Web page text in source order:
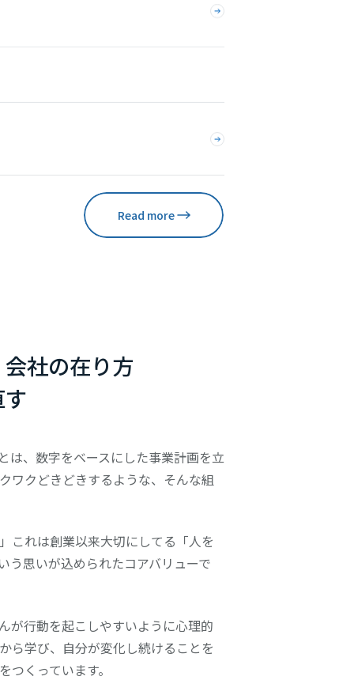
Read more
会社の在り方
、数字をベースにした事業計画を立
ワクどきどきするような、そんな組
れは創業以来大切にしてる「人を
う思いが込められたコアバリューで
が行動を起こしやすいように⼼理的
ら学び、⾃分が変化し続けることを
くっています。